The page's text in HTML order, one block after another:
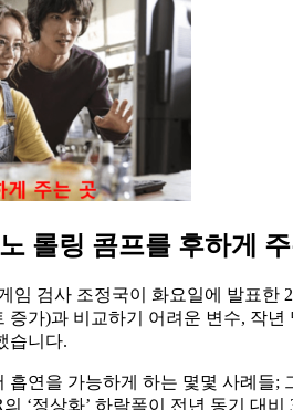
롤링 콤프를 후하게
임 검사 조정국이 화요일에 발표한
증가)과 비교하기 어려운 변수, 작
습니다.
흡연을 가능하게 하는 몇몇 사례들;
‘정상화’ 하락폭이 전년 동기 대